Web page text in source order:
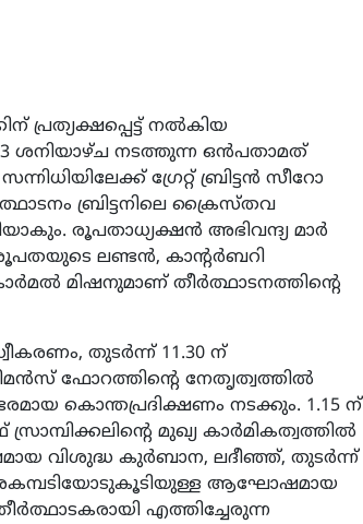
നൽകിയ
ശനിയാഴ്ച നടത്തുന്ന ഒൻപതാമത്
ഗ്രേറ്റ് ബ്രിട്ടൻ സീറോ
ബ്രിട്ടനിലെ ക്രൈസ്തവ
രൂപതാധ്യക്ഷൻ അഭിവന്ദ്യ മാർ
ലണ്ടൻ, കാന്റർബറി
മിഷനുമാണ് തീർത്ഥാടനത്തിന്റെ
തുടർന്ന് 11.30 ന്
ഫോറത്തിന്റെ നേതൃത്വത്തിൽ
കൊന്തപ്രദിക്ഷണം നടക്കും. 1.15 ന്
മുഖ്യ കാർമികത്വത്തിൽ
വിശുദ്ധ കുർബാന, ലദീഞ്ഞ്, തുടർന്ന്
അകമ്പടിയോടുകൂടിയുള്ള ആഘോഷമായ
എത്തിച്ചേരുന്ന